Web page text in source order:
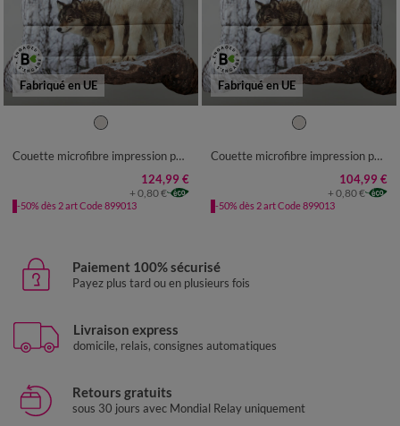
Fabriqué en UE
Couette microfibre impression photo loup 400g/m2
124,99 €
+ 0,80 €
-50% dès 2 art Code 899013
Fabriqué en UE
Couette microfibre impression photo loup 200g/m2
104,99 €
+ 0,80 €
-50% dès 2 art Code 899013
Paiement 100% sécurisé
Payez plus tard ou en plusieurs fois
Livraison express
domicile, relais, consignes automatiques
Retours gratuits
sous 30 jours avec Mondial Relay uniquement